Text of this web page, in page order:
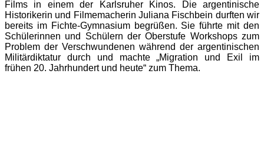
Films in einem der Karlsruher Kinos. Die argentinische
Historikerin und Filmemacherin Juliana Fischbein durften wir
bereits im Fichte-Gymnasium begrüßen. Sie führte mit den
Schülerinnen und Schülern der Oberstufe Workshops zum
Problem der Verschwundenen während der argentinischen
Militärdiktatur durch und machte „Migration und Exil im
frühen 20. Jahrhundert und heute“ zum Thema.